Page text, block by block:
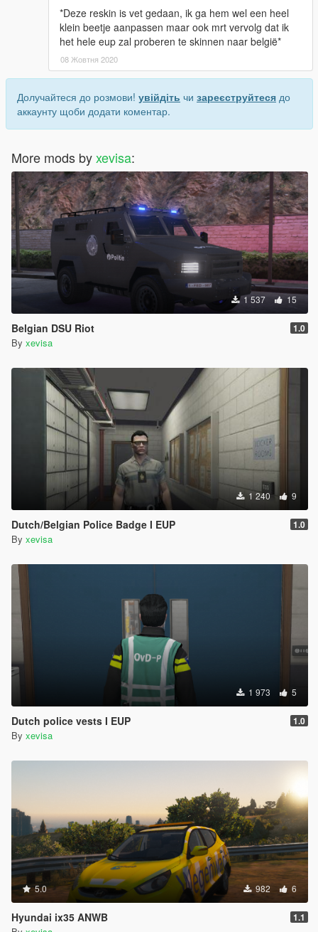
*Deze reskin is vet gedaan, ik ga hem wel een heel
klein beetje aanpassen maar ook mrt vervolg dat ik
het hele eup zal proberen te skinnen naar belgië*
08 Жовтня 2020
Долучайтеся до розмови! увійдіть чи зареєструйтеся до
аккаунту щоби додати коментар.
More mods byxevisa:
1 537 15
Belgian DSU Riot 1.0
By xevisa
1 240 9
Dutch/Belgian Police Badge I EUP 1.0
By xevisa
1 973 5
Dutch police vests I EUP 1.0
By xevisa
5.0 982 6
Hyundai ix35 ANWB 1.1